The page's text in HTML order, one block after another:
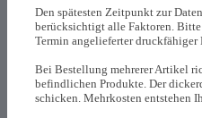
Den spätesten Zeitpunkt zur
berücksichtigt alle Faktoren. Bitte
Termin angelieferter druckfähiger
Bei Bestellung mehrerer Artikel
befindlichen Produkte. Der
schicken. Mehrkosten entstehen